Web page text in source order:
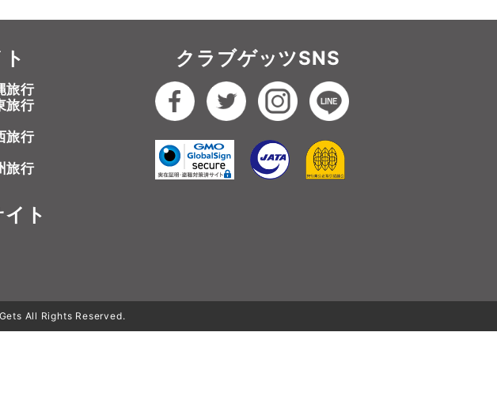
旅行
旅行
旅行
旅行
ト
クラブゲッツSNS
All Rights Reserved.